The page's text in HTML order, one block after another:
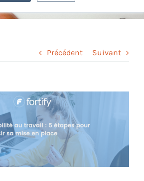
Nos clients
Fortify
Support
CONNEXION
mise en place
Précédent Suivant